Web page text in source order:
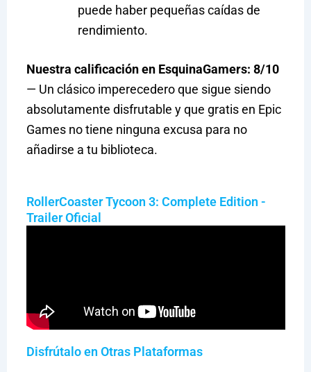
puede haber pequeñas caídas de
rendimiento.
Nuestra calificación en EsquinaGamers: 8/10
— Un clásico imperecedero que sigue siendo
absolutamente disfrutable y que gratis en Epic
Games no tiene ninguna excusa para no
añadirse a tu biblioteca.
RollerCoaster Tycoon 3: Complete Edition -
Trailer Oficial
Disfrútalo en Otras Plataformas